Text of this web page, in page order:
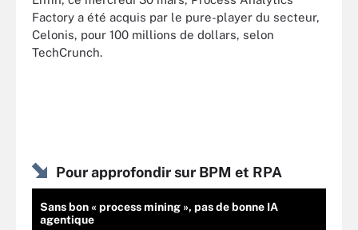
Factory a été acquis par le pure-player du secteur,
Celonis, pour 100 millions de dollars, selon
TechCrunch.
Pour approfondir sur BPM et RPA
Sans bon « process mining », pas de bonne IA
agentique